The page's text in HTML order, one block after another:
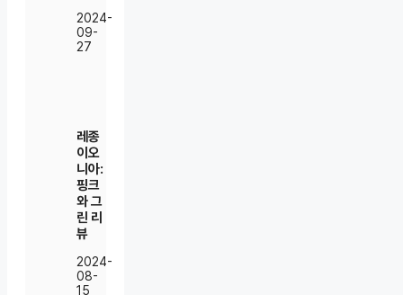
2024-
09-
27
레종
이오
니아:
핑크
와 그
린 리
뷰
2024-
08-
15